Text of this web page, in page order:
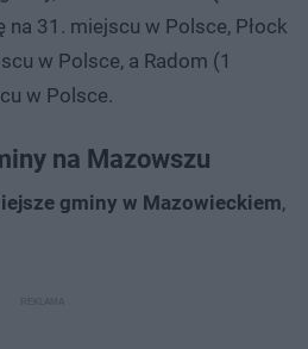
na 31. miejscu w Polsce, Płock
w Polsce, a Radom (1
w Polsce.
na Mazowszu
gminy w Mazowieckiem,